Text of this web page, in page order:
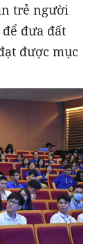
trẻ người
đưa đất
được mục